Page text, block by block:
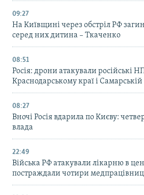
09:27
На Київщині через обстріл РФ
серед них дитина – Ткаченко
08:51
Росія: дрони атакували російські
Краснодарському краї і Самарській
08:27
Вночі Росія вдарила по Києву:
влада
22:49
Війська РФ атакували лікарню в
постраждали чотири